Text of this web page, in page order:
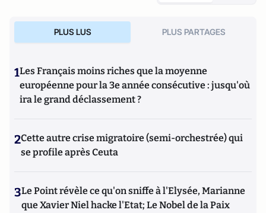
PLUS LUS PLUS PARTAGES
1Les Français moins riches que la moyenne
européenne pour la 3e année consécutive : jusqu'où
ira le grand déclassement ?
2Cette autre crise migratoire (semi-orchestrée) qui
se profile après Ceuta
3Le Point révèle ce qu'on sniffe à l'Elysée, Marianne
que Xavier Niel hacke l'Etat; Le Nobel de la Paix